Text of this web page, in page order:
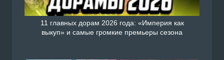
11 главных дорам 2026 года: «Империя как
выкуп» и самые громкие премьеры сезона